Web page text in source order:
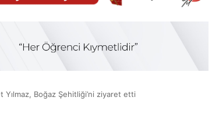
Yılmaz, Boğaz Şehitliği’ni ziyaret etti